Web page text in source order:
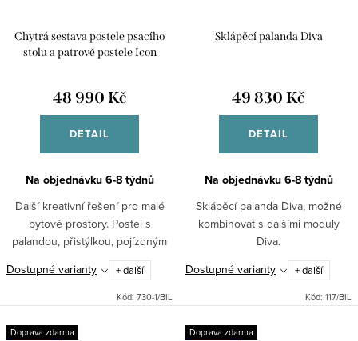
u
o
Chytrá sestava postele psacího
stolu a patrové postele Icon
48 990 Kč
DETAIL
Na objednávku 6-8 týdnů
Další kreativní řešení pro malé
bytové prostory. Postel s
palandou, přistýlkou, pojízdným
stolem a úložnými prostory.
Dostupné varianty + další
Kód: 730-1/BIL
Sklápěcí palanda Diva
49 830 Kč
DETAIL
Na objednávku 6-8 týdnů
Sklápěcí palanda Diva, možné
kombinovat s dalšími moduly
Diva.
Dostupné varianty
+ další
Kód: 117/BIL
Doprava zdarma
Doprava zdarma